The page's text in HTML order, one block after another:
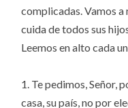
complicadas. Vamos
cuida de todos sus
Leemos en alto cada
1. Te pedimos, Señor,
casa, su país, no por